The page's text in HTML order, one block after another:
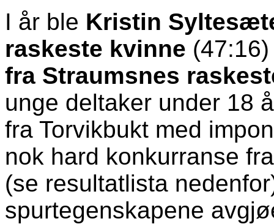
I år ble Kristin
raskeste kvinne
fra Straumsnes
unge deltaker under 18
fra Torvikbukt med
nok hard konkurranse
(se resultatlista
spurtegenskapene